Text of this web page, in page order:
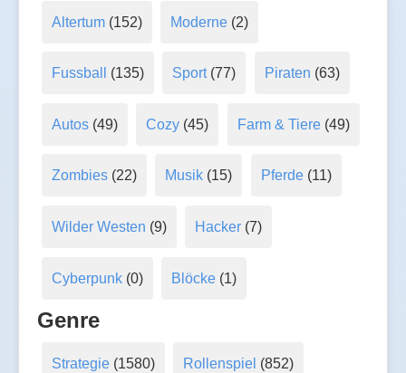
Altertum(152) Moderne (2)
Fussball (135) Sport(77) Piraten (63)
Autos(49) Cozy (45) Farm & Tiere(49)
Zombies(22) Musik (15) Pferde(11)
Wilder Westen (9) Hacker (7)
Cyberpunk(0) Blöcke (1)
Genre
Strategie(1580) Rollenspiel (852)